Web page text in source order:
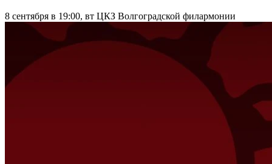
8 сентября в 19:00, вт ЦКЗ Волгоградской филармонии